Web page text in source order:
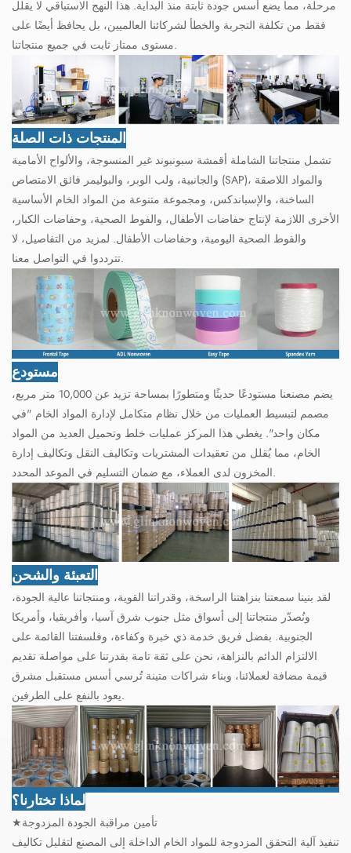
مرحلة، مما يضع أسس جودة ثابتة منذ البداية. هذا النهج الاستباقي لا يقلل
فقط من تكلفة التجربة والخطأ لشركائنا العالميين، بل يحافظ أيضًا على
مستوى ممتاز ثابت في جميع منتجاتنا.
المنتجات ذات الصلة
تشمل منتجاتنا الشاملة أقمشة سبونبوند غير المنسوجة، والألواح الأمامية
والجانبية، ولب الوبر، والبوليمر فائق الامتصاص (SAP)، والمواد اللاصقة
الساخنة، والإسباندكس، ومجموعة متنوعة من المواد الخام الأساسية
الأخرى اللازمة لإنتاج حفاضات الأطفال، والفوط الصحية، وحفاضات الكبار،
والفوط الصحية اليومية، وحفاضات الأطفال. لمزيد من التفاصيل، لا
تترددوا في التواصل معنا.
مستودع
يضم مصنعنا مستودعًا حديثًا ومتطورًا بمساحة تزيد عن 10,000 متر مربع،
مصمم لتبسيط العمليات من خلال نظام متكامل لإدارة المواد الخام "في
مكان واحد". يغطي هذا المركز عمليات خلط وتحميل العديد من المواد
الخام، مما يُقلل من تعقيدات المشتريات وتكاليف النقل وتكاليف إدارة
المخزون لدى العملاء، مع ضمان التسليم في الموعد المحدد.
التعبئة والشحن
لقد بنينا سمعتنا بنزاهتنا الراسخة، وقدراتنا القوية، ومنتجاتنا عالية الجودة،
ونُصدّر منتجاتنا إلى أسواق مثل جنوب شرق آسيا، وأفريقيا، وأمريكا
الجنوبية. بفضل فريق خدمة ذي خبرة وكفاءة، وفلسفتنا القائمة على
الالتزام الدائم بالنزاهة، نحن على ثقة تامة بقدرتنا على مواصلة تقديم
قيمة مضافة لعملائنا، وبناء شراكات متينة تُرسي أسس مستقبل مشرق
يعود بالنفع على الطرفين.
لماذا تختارنا؟
★تأمين مراقبة الجودة المزدوجة
تنفيذ آلية التحقق المزدوجة للمواد الخام الداخلة إلى المصنع لتقليل تكاليف